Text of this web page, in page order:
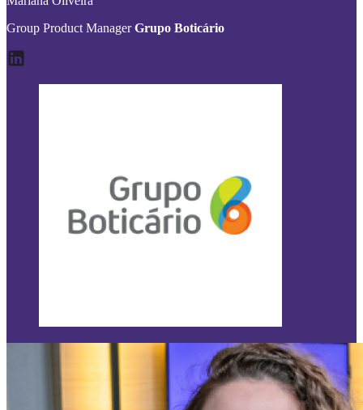
Group Product ManagerGrupo Boticário